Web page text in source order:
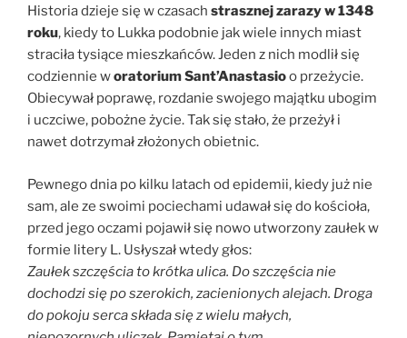
Historia dzieje się w czasach strasznej zarazy w 1348
roku, kiedy to Lukka podobnie jak wiele innych miast
straciła tysiące mieszkańców. Jeden z nich modlił się
codziennie woratorium Sant’Anastasioo przeżycie.
Obiecywał poprawę, rozdanie swojego majątku ubogim
i uczciwe, pobożne życie. Tak się stało, że przeżył i
nawet dotrzymał złożonych obietnic.
Pewnego dnia po kilku latach od epidemii, kiedy już nie
sam, ale ze swoimi pociechami udawał się do kościoła,
przed jego oczami pojawił się nowo utworzony zaułek w
formie litery L. Usłyszał wtedy głos:
Zaułek szczęścia to krótka ulica. Do szczęścia nie
dochodzi się po szerokich, zacienionych alejach. Droga
do pokoju serca składa się z wielu małych,